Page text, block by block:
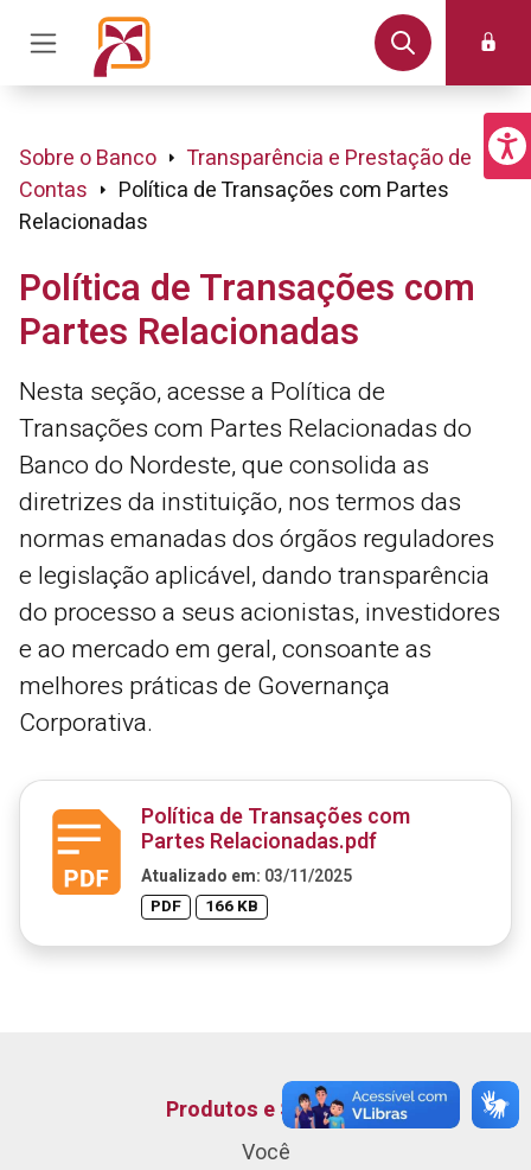
Sobre o Banco
Transparência e Prestação de
Contas
Política de Transações com Partes
Relacionadas
Política de Transações com
Partes Relacionadas
Nesta seção, acesse a Política de
Transações com Partes Relacionadas do
Banco do Nordeste, que consolida as
diretrizes da instituição, nos termos das
normas emanadas dos órgãos reguladores
e legislação aplicável, dando transparência
do processo a seus acionistas, investidores
e ao mercado em geral, consoante as
melhores práticas de Governança
Corporativa.
Política de Transações com
Partes Relacionadas.pdf
Atualizado em: 03/11/2025
PDF 166 KB
Produtos e Serviços
Você